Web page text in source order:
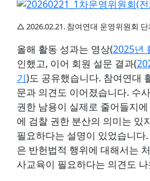
△ 2026.02.21. 참여연대 운영위원회
올해 활동 성과는 영상(2025년
인했고, 이어 회원 설문 결과(
기)도 공유했습니다. 참여연대
문과 의견도 이어졌습니다. 수
권한 남용이 실제로 줄어들지
에 검찰 권한 분산의 의미는 있
필요하다는 설명이 있었습니다
은 반헌법적 행위에 대해서는
사교육이 필요하다는 의견도